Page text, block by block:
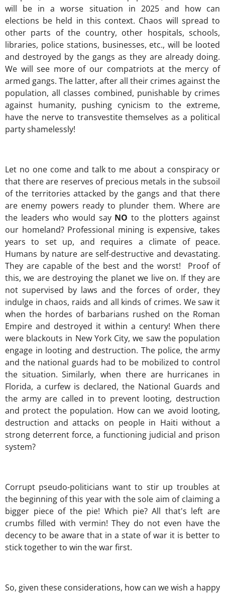
will be in a worse situation in 2025 and how can
elections be held in this context. Chaos will spread to
other parts of the country, other hospitals, schools,
libraries, police stations, businesses, etc., will be looted
and destroyed by the gangs as they are already doing.
We will see more of our compatriots at the mercy of
armed gangs. The latter, after all their crimes against the
population, all classes combined, punishable by crimes
against humanity, pushing cynicism to the extreme,
have the nerve to transvestite themselves as a political
party shamelessly!
Let no one come and talk to me about a conspiracy or
that there are reserves of precious metals in the subsoil
of the territories attacked by the gangs and that there
are enemy powers ready to plunder them. Where are
the leaders who would say NO to the plotters against
our homeland? Professional mining is expensive, takes
years to set up, and requires a climate of peace.
Humans by nature are self-destructive and devastating.
They are capable of the best and the worst! Proof of
this, we are destroying the planet we live on. If they are
not supervised by laws and the forces of order, they
indulge in chaos, raids and all kinds of crimes. We saw it
when the hordes of barbarians rushed on the Roman
Empire and destroyed it within a century! When there
were blackouts in New York City, we saw the population
engage in looting and destruction. The police, the army
and the national guards had to be mobilized to control
the situation. Similarly, when there are hurricanes in
Florida, a curfew is declared, the National Guards and
the army are called in to prevent looting, destruction
and protect the population. How can we avoid looting,
destruction and attacks on people in Haiti without a
strong deterrent force, a functioning judicial and prison
system?
Corrupt pseudo-politicians want to stir up troubles at
the beginning of this year with the sole aim of claiming a
bigger piece of the pie! Which pie? All that's left are
crumbs filled with vermin! They do not even have the
decency to be aware that in a state of war it is better to
stick together to win the war first.
So, given these considerations, how can we wish a happy